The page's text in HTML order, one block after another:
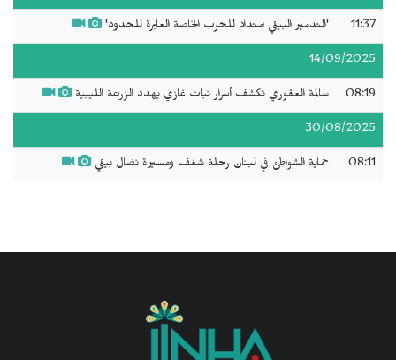
11:37 'التدمير البيئي امتداد للحرب الخاصة العابرة للحدود'
14/09/2025
08:19 سالمة العقوري تكشف أسرار نبات غازي يهدد الزراعة الليبية
30/08/2025
08:11 حماية الشواطئ في لبنان رحلة شغف ومسيرة نضال بيئي